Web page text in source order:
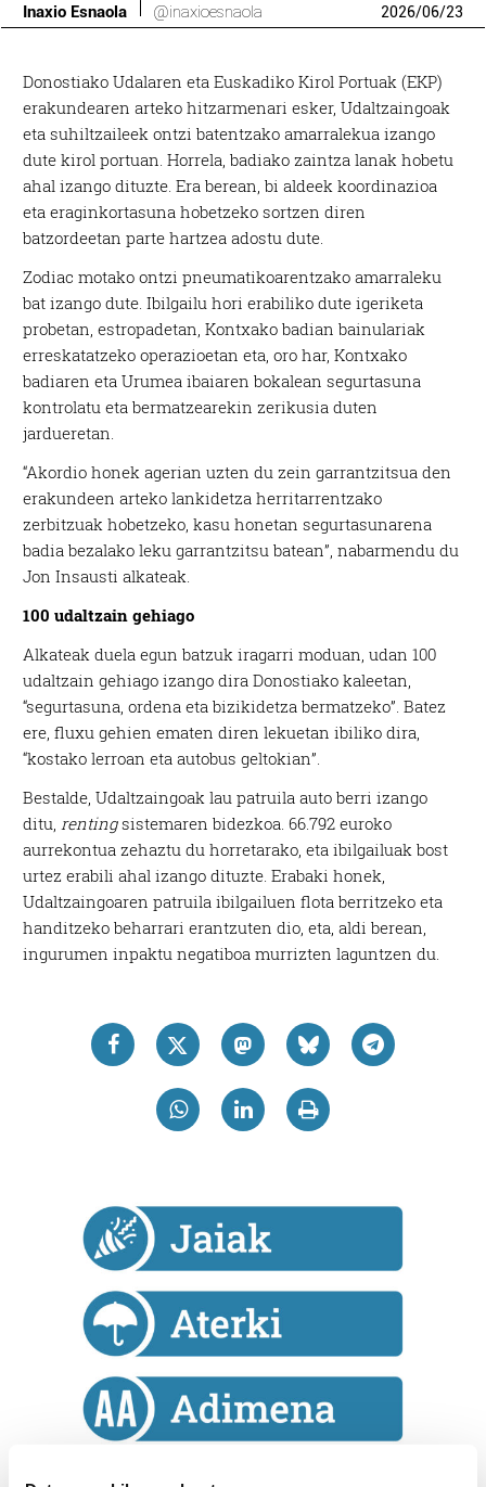
Inaxio Esnaola @inaxioesnaola 2026/06/23
Donostiako Udalaren eta Euskadiko Kirol Portuak (EKP)
erakundearen arteko hitzarmenari esker, Udaltzaingoak
eta suhiltzaileek ontzi batentzako amarralekua izango
dute kirol portuan. Horrela, badiako zaintza lanak hobetu
ahal izango dituzte. Era berean, bi aldeek koordinazioa
eta eraginkortasuna hobetzeko sortzen diren
batzordeetan parte hartzea adostu dute.
Zodiac motako ontzi pneumatikoarentzako amarraleku
bat izango dute. Ibilgailu hori erabiliko dute igeriketa
probetan, estropadetan, Kontxako badian bainulariak
erreskatatzeko operazioetan eta, oro har, Kontxako
badiaren eta Urumea ibaiaren bokalean segurtasuna
kontrolatu eta bermatzearekin zerikusia duten
jardueretan.
“Akordio honek agerian uzten du zein garrantzitsua den
erakundeen arteko lankidetza herritarrentzako
zerbitzuak hobetzeko, kasu honetan segurtasunarena
badia bezalako leku garrantzitsu batean”, nabarmendu du
Jon Insausti alkateak.
100 udaltzain gehiago
Alkateak duela egun batzuk iragarri moduan, udan 100
udaltzain gehiago izango dira Donostiako kaleetan,
“segurtasuna, ordena eta bizikidetza bermatzeko”. Batez
ere, fluxu gehien ematen diren lekuetan ibiliko dira,
“kostako lerroan eta autobus geltokian”.
Bestalde, Udaltzaingoak lau patruila auto berri izango
ditu, rentingsistemaren bidezkoa. 66.792 euroko
aurrekontua zehaztu du horretarako, eta ibilgailuak bost
urtez erabili ahal izango dituzte. Erabaki honek,
Udaltzaingoaren patruila ibilgailuen flota berritzeko eta
handitzeko beharrari erantzuten dio, eta, aldi berean,
ingurumen inpaktu negatiboa murrizten laguntzen du.